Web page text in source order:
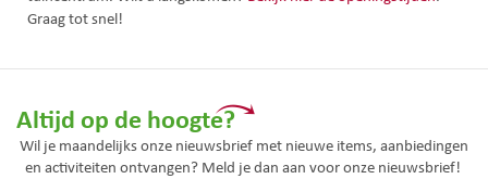
Graag tot snel!
Altijd op de hoogte?
Wil je maandelijks onze nieuwsbrief met nieuwe items, aanbiedingen
en activiteiten ontvangen? Meld je dan aan voor onze nieuwsbrief!